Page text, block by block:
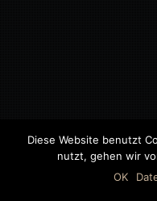
©2018 MWB –
Diese Website benutzt
nutzt, gehen wir
OK